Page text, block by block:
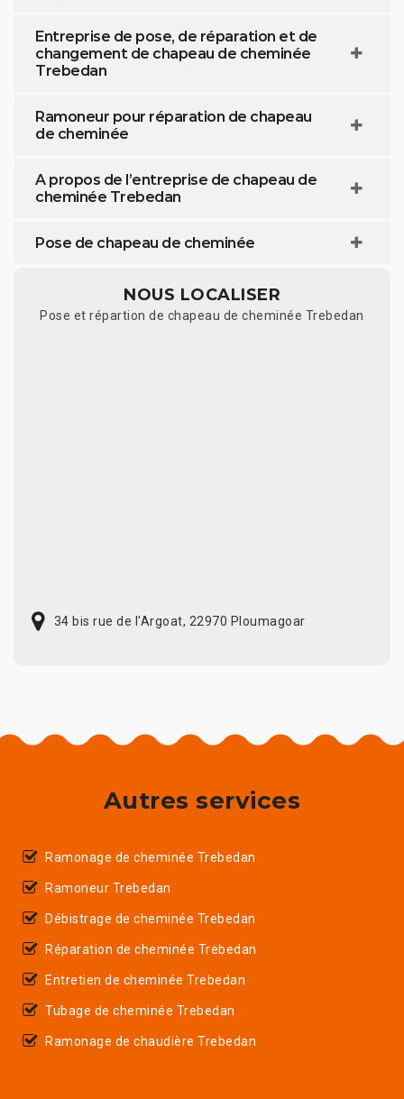
Entreprise de pose, de réparation et de
changement de chapeau de cheminée
Trebedan
Ramoneur pour réparation de chapeau
de cheminée
A propos de l’entreprise de chapeau de
cheminée Trebedan
Pose de chapeau de cheminée
NOUS LOCALISER
Pose et répartion de chapeau de cheminée Trebedan
34 bis rue de l'Argoat, 22970 Ploumagoar
Autres services
Ramonage de cheminée Trebedan
Ramoneur Trebedan
Débistrage de cheminée Trebedan
Réparation de cheminée Trebedan
Entretien de cheminée Trebedan
Tubage de cheminée Trebedan
Ramonage de chaudière Trebedan